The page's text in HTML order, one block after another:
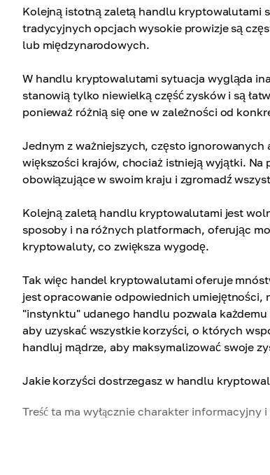
Kolejną istotną zaletą handlu kryptowalutami
tradycyjnych opcjach wysokie prowizje są
lub międzynarodowych.
W handlu kryptowalutami sytuacja wygląda
stanowią tylko niewielką część zysków i są
ponieważ różnią się one w zależności od
Jednym z ważniejszych, często ignorowanych
większości krajów, chociaż istnieją wyjątki. Na
obowiązujące w swoim kraju i zgromadź
Kolejną zaletą handlu kryptowalutami jest
sposoby i na różnych platformach, oferując
kryptowaluty, co zwiększa wygodę.
Tak więc handel kryptowalutami oferuje
jest opracowanie odpowiednich umiejętności,
"instynktu" udanego handlu pozwala
aby uzyskać wszystkie korzyści, o których
handluj mądrze, aby maksymalizować swoje
Jakie korzyści dostrzegasz w handlu
Treść ta ma wyłącznie charakter